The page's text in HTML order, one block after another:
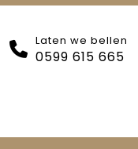
Laten we bellen
0599 615 665